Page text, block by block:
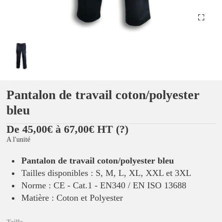
Pantalon de travail coton/polyester
bleu
De 45,00€ à 67,00€ HT (?)
A l'unité
Pantalon de travail coton/polyester bleu
Tailles disponibles : S, M, L, XL, XXL et 3XL
Norme : CE - Cat.1 - EN340 / EN ISO 13688
Matière : Coton et Polyester